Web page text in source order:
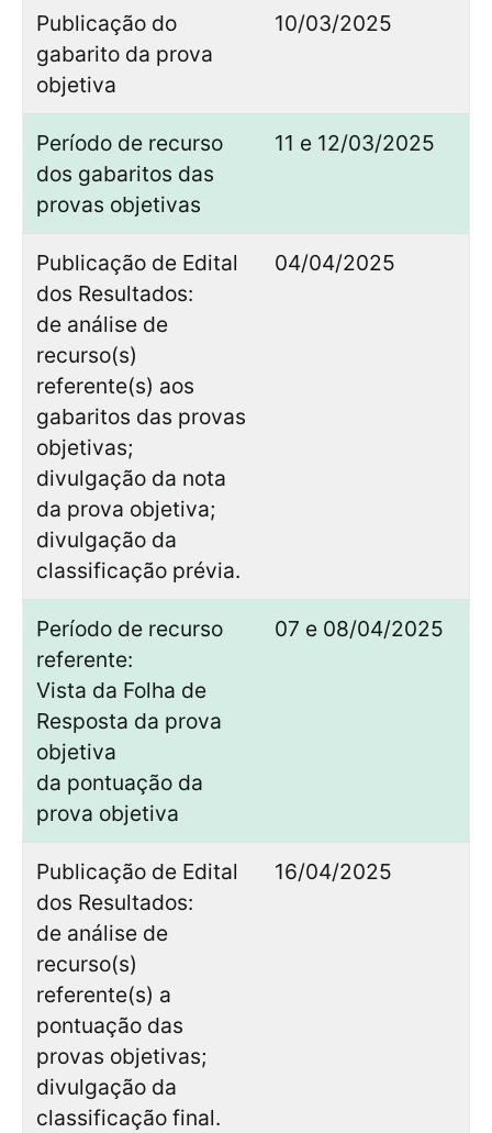
Publicação do
gabarito da prova
objetiva
10/03/2025
Período de recurso
dos gabaritos das
provas objetivas
11 e 12/03/2025
Publicação de Edital
dos Resultados:
de análise de
recurso(s)
referente(s) aos
gabaritos das provas
objetivas;
divulgação da nota
da prova objetiva;
divulgação da
classificação prévia.
04/04/2025
Período de recurso
referente:
Vista da Folha de
Resposta da prova
objetiva
da pontuação da
prova objetiva
07 e 08/04/2025
Publicação de Edital
dos Resultados:
de análise de
recurso(s)
referente(s) a
pontuação das
provas objetivas;
divulgação da
classificação final.
16/04/2025